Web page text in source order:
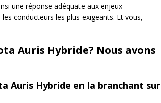
une réponse adéquate aux enjeux
conducteurs les plus exigeants. Et vous,
Auris Hybride? Nous avons
Auris Hybride en la branchant sur